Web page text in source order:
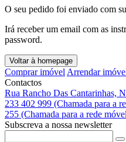
O seu pedido foi enviado com
Irá receber um email com as
password.
Voltar à homepage
Comprar imóvel Arrendar
Contactos
Rua Rancho Das Cantarinhas,
233 402 999 (Chamada para a
255 (Chamada para a rede
Subscreva a nossa newsletter